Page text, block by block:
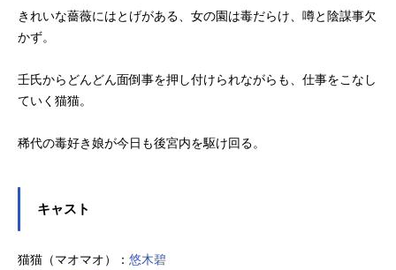
きれいな薔薇にはとげがある、女の園は毒だらけ、噂と陰謀事欠
かず。
壬氏からどんどん面倒事を押し付けられながらも、仕事をこなし
ていく猫猫。
稀代の毒好き娘が今日も後宮内を駆け回る。
キャスト
猫猫（マオマオ）： 悠木碧